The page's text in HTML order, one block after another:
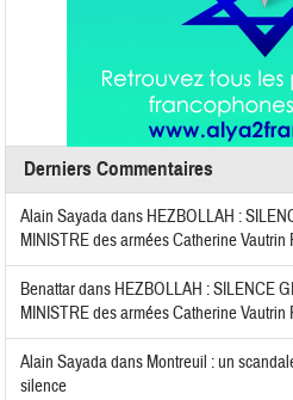
Derniers Commentaires
Alain Sayadadans HEZBOLLAH :
MINISTRE des armées Catherine
Benattardans HEZBOLLAH : SILENCE
MINISTRE des armées Catherine
Alain Sayadadans Montreuil : un
silence